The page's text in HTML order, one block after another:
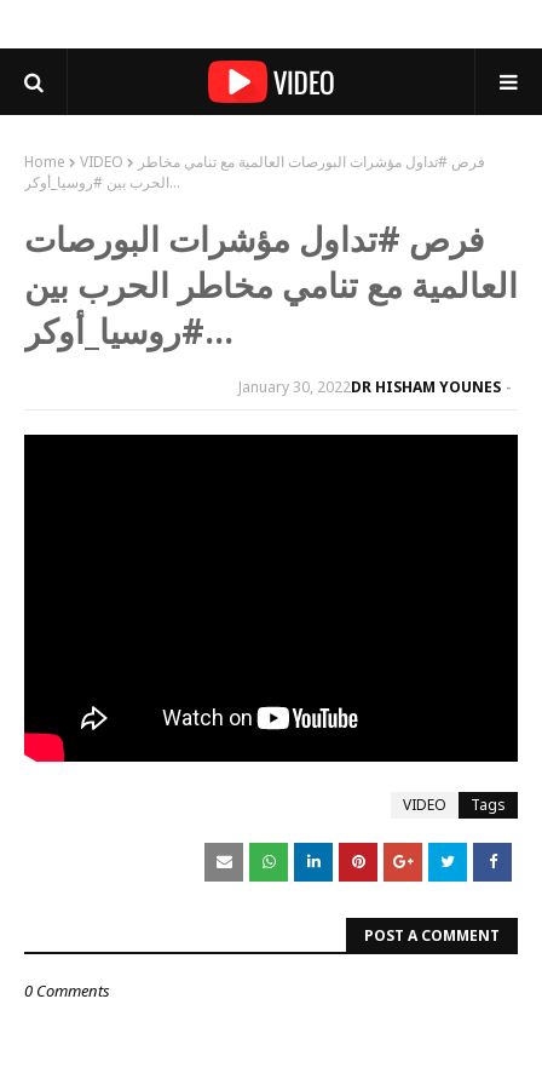
Home VIDEO
فرص #تداول مؤشرات البورصات العالمية مع تنامي مخاطر
الحرب بين #روسيا_أوكر...
فرص #تداول مؤشرات البورصات
العالمية مع تنامي مخاطر الحرب بين
#روسيا_أوكر...
DR HISHAM YOUNES
January 30, 2022
Tags
VIDEO
POST A COMMENT
0 Comments